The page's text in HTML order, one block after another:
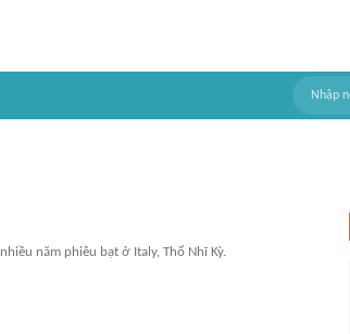
năm phiêu bạt ở Italy, Thổ Nhĩ Kỳ.